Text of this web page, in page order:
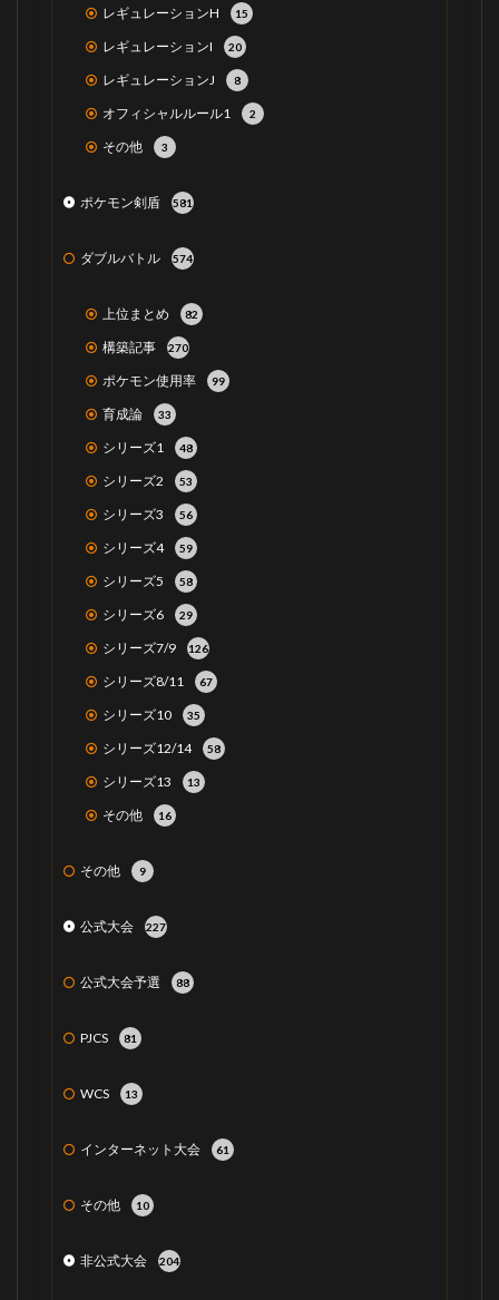
レギュレーションH 15
レギュレーションI 20
レギュレーションJ 8
オフィシャルルール1 2
その他 3
ポケモン剣盾 581
ダブルバトル 574
上位まとめ 82
構築記事 270
ポケモン使用率 99
育成論 33
シリーズ1 48
シリーズ2 53
シリーズ3 56
シリーズ4 59
シリーズ5 58
シリーズ6 29
シリーズ7/9 126
シリーズ8/11 67
シリーズ10 35
シリーズ12/14 58
シリーズ13 13
その他 16
その他 9
公式大会 227
公式大会予選 88
PJCS 81
WCS 13
インターネット大会 61
その他 10
非公式大会 204